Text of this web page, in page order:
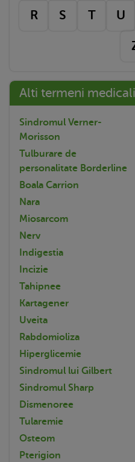
R S T U
Alti termeni medicali
Sindromul Verner-
Morisson
Tulburare de
personalitate Borderline
Boala Carrion
Nara
Miosarcom
Nerv
Indigestia
Incizie
Tahipnee
Kartagener
Uveita
Rabdomioliza
Hiperglicemie
Sindromul lui Gilbert
Sindromul Sharp
Dismenoree
Tularemie
Osteom
Pterigion